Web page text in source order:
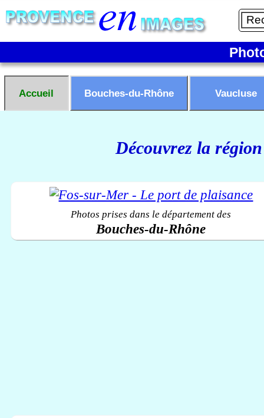
Accueil Bouches-du-Rhône Vaucluse
Découvrez la
Photos prises dans le département des
Bouches-du-Rhône